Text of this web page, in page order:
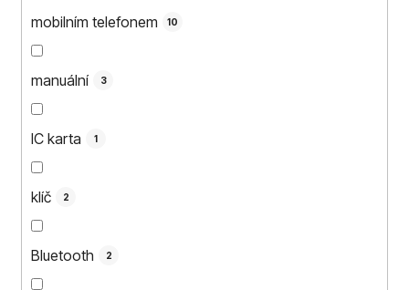
mobilním telefonem 10
manuální 3
IC karta 1
klíč 2
Bluetooth 2